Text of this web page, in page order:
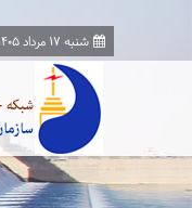
شنبه ۱۷ مرداد ۱۴۰۵